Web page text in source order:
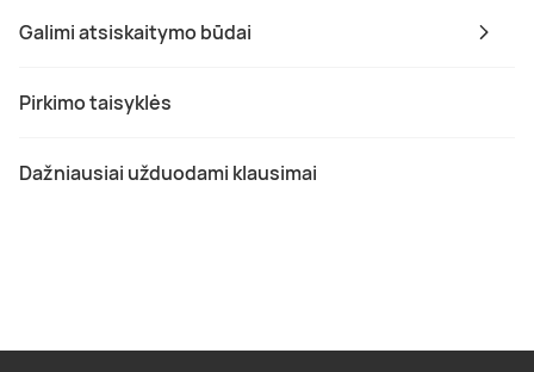
Galimi atsiskaitymo būdai
Pirkimo taisyklės
Dažniausiai užduodami klausimai